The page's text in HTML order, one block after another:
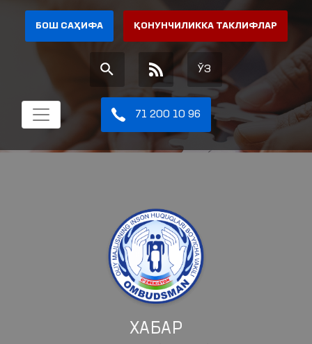
БОШ САҲИФА ҚОНУНЧИЛИККА ТАКЛИФЛАР
ЎЗ
71 200 10 96
ХАБАР